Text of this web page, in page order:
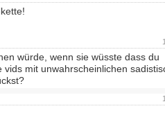
würde, wenn sie wüsste dass du
vids mit unwahrscheinlichen